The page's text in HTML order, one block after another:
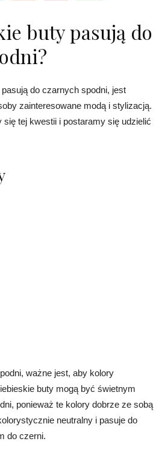
buty pasują do
do czarnych spodni, jest
zainteresowane modą i stylizacją.
tej kwestii i postaramy się udzielić
ważne jest, aby kolory
buty mogą być świetnym
ponieważ te kolory dobrze ze sobą
neutralny i pasuje do
do czerni.